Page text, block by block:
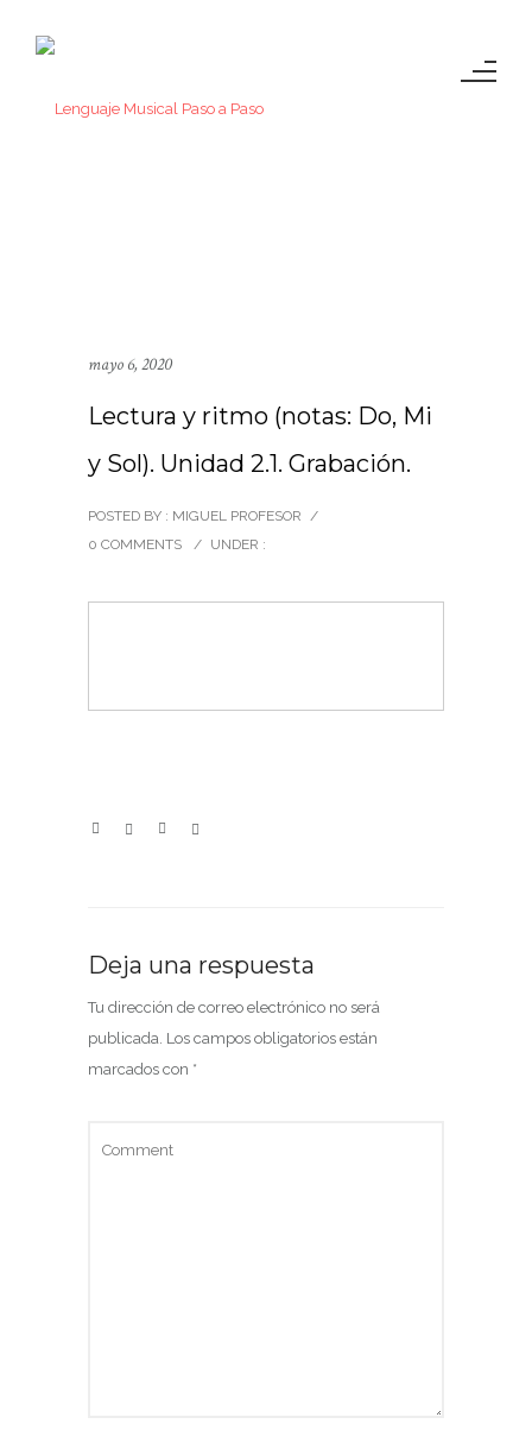
mayo 6, 2020
Lectura y ritmo (notas: Do, Mi
y Sol). Unidad 2.1. Grabación.
POSTED BY : MIGUEL PROFESOR /
0 COMMENTS
/ UNDER :
Deja una respuesta
Tu dirección de correo electrónico no será
publicada. Los campos obligatorios están
marcados con *